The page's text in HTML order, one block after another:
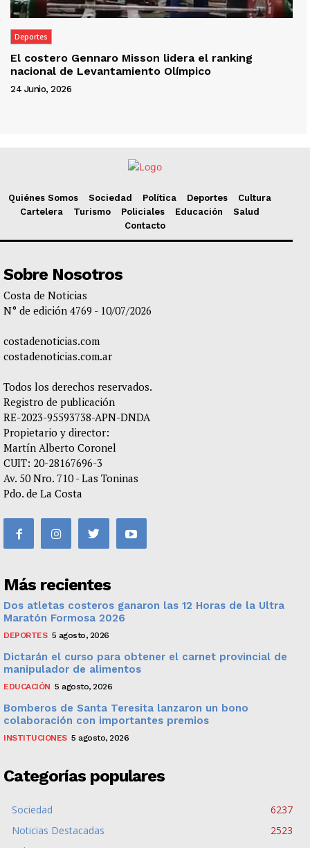
Deportes
El costero Gennaro Misson lidera el ranking
nacional de Levantamiento Olímpico
24 Junio, 2026
Quiénes Somos Sociedad Política Deportes
Cultura
Cartelera
Turismo Policiales Educación
Salud
Contacto
Sobre Nosotros
Costa de Noticias
N° de edición 4769 - 10/07/2026
costadenoticias.com
costadenoticias.com.ar
Todos los derechos reservados.
Registro de publicación
RE-2023-95593738-APN-DNDA
Propietario y director:
Martín Alberto Coronel
CUIT: 20-28167696-3
Av. 50 Nro. 710 - Las Toninas
Pdo. de La Costa
Más recientes
Dos atletas costeros ganaron las 12 Horas de la Ultra
Maratón Formosa 2026
DEPORTES 5 agosto, 2026
Dictarán el curso para obtener el carnet provincial de
manipulador de alimentos
EDUCACIÓN 5 agosto, 2026
Bomberos de Santa Teresita lanzaron un bono
colaboración con importantes premios
INSTITUCIONES 5 agosto, 2026
Categorías populares
Sociedad
6237
Noticias Destacadas
2523